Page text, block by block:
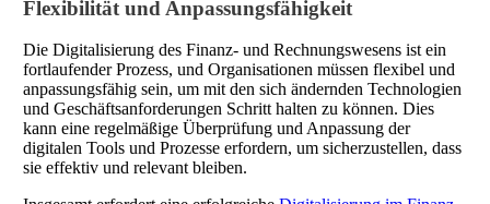
Flexibilität und Anpassungsfähigkeit
Die Digitalisierung des Finanz- und Rechnungswesens ist ein
fortlaufender Prozess, und Organisationen müssen flexibel und
anpassungsfähig sein, um mit den sich ändernden Technologien
und Geschäftsanforderungen Schritt halten zu können. Dies
kann eine regelmäßige Überprüfung und Anpassung der
digitalen Tools und Prozesse erfordern, um sicherzustellen, dass
sie effektiv und relevant bleiben.